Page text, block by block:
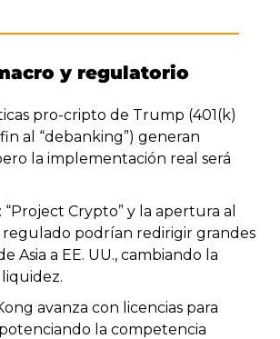
y regulatorio
pro-cripto de Trump (401(k)
al “debanking”) generan
la implementación real será
: “Project Crypto” y la apertura al
podrían redirigir grandes
Asia a EE. UU., cambiando la
avanza con licencias para
la competencia